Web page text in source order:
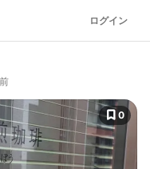
ログイン
0